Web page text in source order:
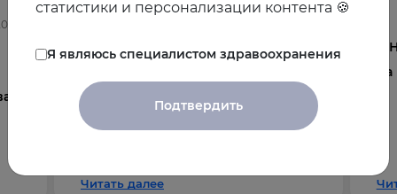
гормональной терапии в
общеклинической практике
Читать далее
V
статистики и персонализации контента 🍪
Я являюсь специалистом здравоохранения
Подтвердить